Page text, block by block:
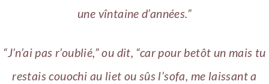
une vîntaine d’années.”
“J’n’ai pas r’oublié,” ou dit, “car pour betôt un mais tu
restais couochi au liet ou sûs l’sofa, me laissant a